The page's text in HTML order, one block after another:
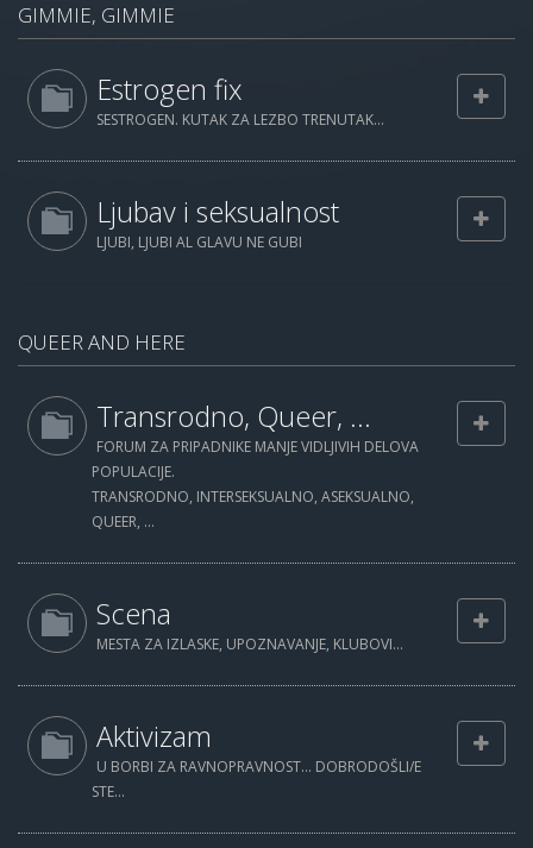
GIMMIE, GIMMIE
Estrogen fix
SESTROGEN. KUTAK ZA LEZBO TRENUTAK...
Ljubav i seksualnost
LJUBI, LJUBI AL GLAVU NE GUBI
QUEER AND HERE
Transrodno, Queer, ...
FORUM ZA PRIPADNIKE MANJE VIDLJIVIH DELOVA
POPULACIJE.
TRANSRODNO, INTERSEKSUALNO, ASEKSUALNO,
QUEER, ...
Scena
MESTA ZA IZLASKE, UPOZNAVANJE, KLUBOVI...
Aktivizam
U BORBI ZA RAVNOPRAVNOST... DOBRODOŠLI/E
STE...